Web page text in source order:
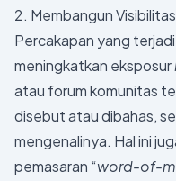
2. Membangun
Percakapan yang
meningkatkan eksposur
atau forum komunitas
disebut atau dibahas,
mengenalinya. Hal ini
pemasaran “word-of-